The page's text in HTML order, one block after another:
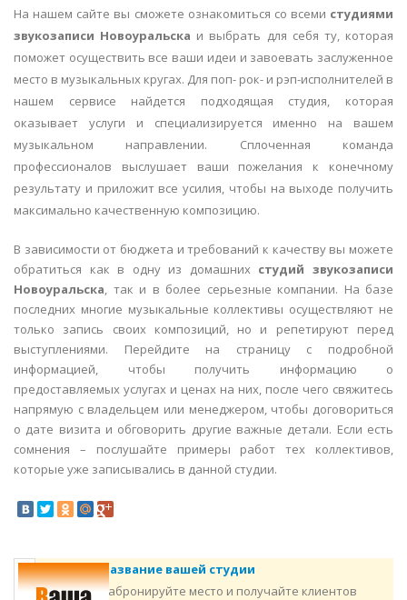
На нашем сайте вы сможете ознакомиться со всеми студиями
звукозаписи Новоуральска и выбрать для себя ту, которая
поможет осуществить все ваши идеи и завоевать заслуженное
место в музыкальных кругах. Для поп- рок- и рэп-исполнителей в
нашем сервисе найдется подходящая студия, которая
оказывает услуги и специализируется именно на вашем
музыкальном направлении. Сплоченная команда
профессионалов выслушает ваши пожелания к конечному
результату и приложит все усилия, чтобы на выходе получить
максимально качественную композицию.
В зависимости от бюджета и требований к качеству вы можете
обратиться как в одну из домашних студий звукозаписи
Новоуральска, так и в более серьезные компании. На базе
последних многие музыкальные коллективы осуществляют не
только запись своих композиций, но и репетируют перед
выступлениями. Перейдите на страницу с подробной
информацией, чтобы получить информацию о
предоставляемых услугах и ценах на них, после чего свяжитесь
напрямую с владельцем или менеджером, чтобы договориться
о дате визита и обговорить другие важные детали. Если есть
сомнения – послушайте примеры работ тех коллективов,
которые уже записывались в данной студии.
Название вашей студии
Забронируйте место и получайте клиентов